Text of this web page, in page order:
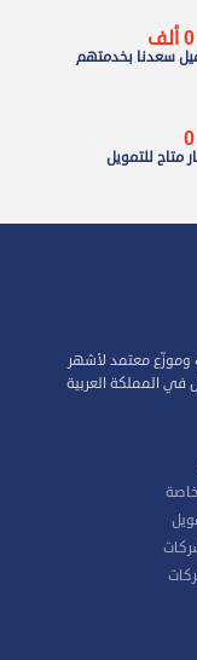
0ألف
سعدنا بخدمتهم
0
متاح للتمويل
معتمد لأشهر
في المملكة العربية